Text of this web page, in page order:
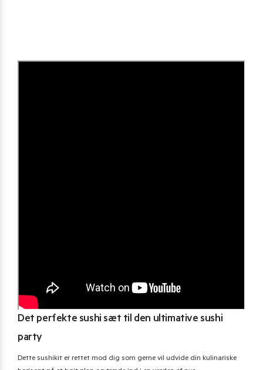
Det perfekte sushi sæt til den ultimative sushi
party
Dette sushikit er rettet mod dig som gerne vil udvide din kulinariske